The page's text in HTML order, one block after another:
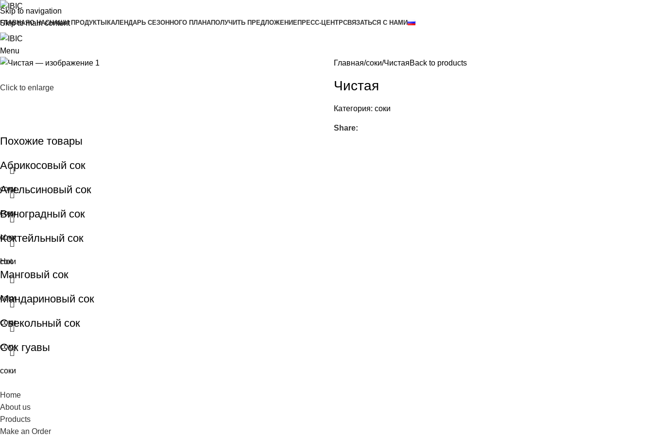
Skip to navigation
Skip to main content
ГЛАВНАЯО НАСНАШИ ПРОДУКТЫКАЛЕНДАРЬ СЕЗОННОГО ПЛАНАПОЛУЧИТЬ ПРЕДЛОЖЕНИЕПРЕСС-ЦЕНТРСВЯЗАТЬСЯ С НАМИ
Menu
Click to enlarge
Главная соки ЧистаяBack to products
Чистая
Категория: соки
Share:
Похожие товары
Абрикосовый сок
соки
Апельсиновый сок
соки
Виноградный сок
соки
Коктейльный сок
соки
Hot
Манговый сок
соки
Мандариновый сок
соки
Свекольный сок
соки
Сок гуавы
соки
Home
About us
Products
Make an Order